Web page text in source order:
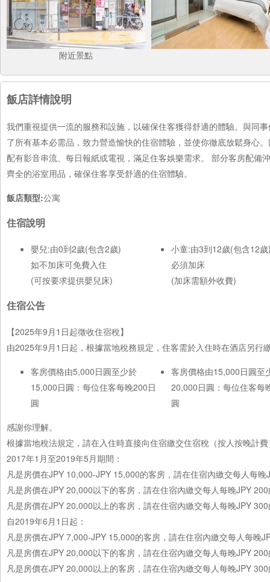
附近景點
飯店詳情說明
我們重視提供一流的服務和設施，以確保住客獲得舒適的體驗。與同
了所有基本必需品，致力營造愉快的住宿體驗，並使你徹底放鬆身心
配有影音串流、每日報紙或電視，滿足住客娛樂需求。 部分客房配
齊全的浴室用品，確保住客享受舒適的住宿體驗。
飯店類型:公寓
住宿說明
嬰兒:由0到2歲(包含2歲)
如不加床可免費入住
(可按要求提供嬰兒床)
小童:由3到12歲(包含12
必須加床
(加床需額外收費)
住宿公告
【2025年9月1日起徵收住宿稅】
由2025年9月1日起，根據當地稅務規定，住客需於入住時在酒店另
客房價格由5,000日圓至少於
15,000日圓：每位住客每晚200日
圓
客房價格由15,000日圓至
20,000日圓：每位住客每
圓
感謝你理解。
根據當地稅法規定，請在入住時直接向住宿繳交住宿稅（按人按晚計
2017年1月至2019年5月期間：
凡是房價在JPY 10,000-JPY 15,000的客房，請在住宿內繳交每人每
凡是房價在JPY 20,000以下的客房，請在住宿內繳交每人每晚JPY
凡是房價在JPY 20,000以上的客房，請在住宿內繳交每人每晚JPY
自2019年6月1日起：
凡是房價在JPY 7,000-JPY 15,000的客房，請在住宿內繳交每人每晚
凡是房價在JPY 20,000以下的客房，請在住宿內繳交每人每晚JPY
凡是房價在JPY 20,000以上的客房，請在住宿內繳交每人每晚JPY